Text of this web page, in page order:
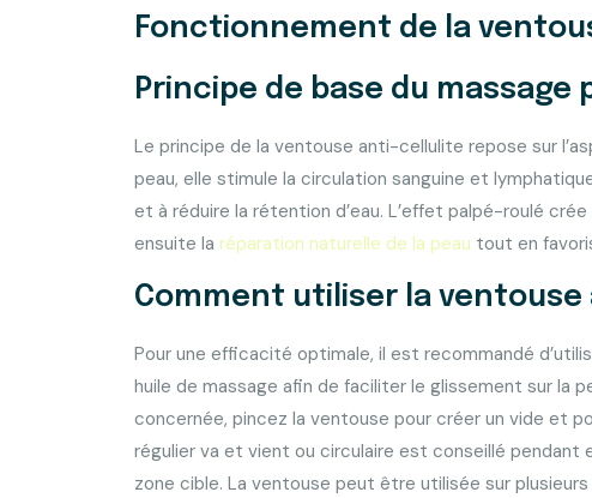
Fonctionnement de la
Principe de base du massage
Le principe de la ventouse anti-cellulite repose sur
peau, elle stimule la circulation sanguine et
et à réduire la rétention d’eau. L’effet palpé-roulé
ensuite la réparation naturelle de la peau tout en
Comment utiliser la
Pour une efficacité optimale, il est recommandé
huile de massage afin de faciliter le glissement sur la
concernée, pincez la ventouse pour créer un vide et
régulier va et vient ou circulaire est conseillé pendant
zone cible. La ventouse peut être utilisée sur